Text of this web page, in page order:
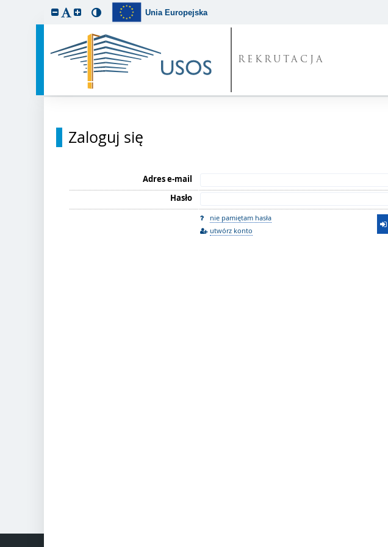
Unia Europejska
REKRUTACJA
Zaloguj się
Adres e-mail
Hasło
nie pamiętam hasła
utwórz konto